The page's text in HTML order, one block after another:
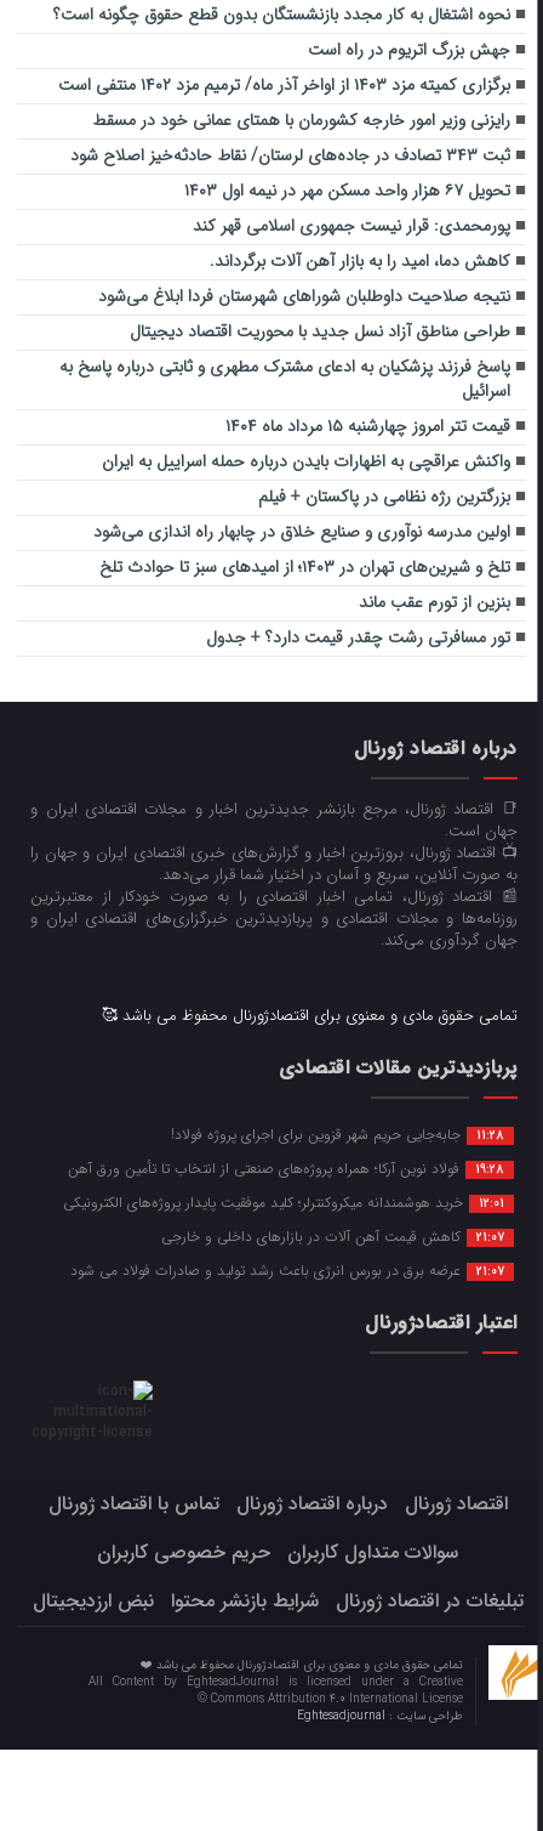
نحوه اشتغال به کار مجدد بازنشستگان بدون قطع حقوق چگونه است؟
جهش بزرگ اتریوم در راه است
برگزاری کمیته مزد ۱۴۰۳ از اواخر آذر ماه/ ترمیم مزد ۱۴۰۲ منتفی است
رایزنی وزیر امور خارجه کشورمان با همتای عمانی خود در مسقط
ثبت ۳۴۳ تصادف در جاده‌های لرستان/ نقاط حادثه‌خیز اصلاح شود
تحویل ۶۷ هزار واحد مسکن مهر در نیمه اول ۱۴۰۳
پورمحمدی: قرار نیست جمهوری اسلامی قهر کند
کاهش دما، امید را به بازار آهن آلات برگرداند.
نتیجه صلاحیت داوطلبان شوراهای شهرستان فردا ابلاغ می‌شود
طراحی مناطق آزاد نسل جدید با محوریت اقتصاد دیجیتال
پاسخ فرزند پزشکیان به ادعای مشترک مطهری و ثابتی درباره پاسخ به
اسرائیل
قیمت تتر امروز چهارشنبه ۱۵ مرداد ماه ۱۴۰۴
واکنش عراقچی به اظهارات بایدن درباره حمله اسراییل به ایران
بزرگترین رژه نظامی در پاکستان + فیلم
اولین مدرسه نوآوری و صنایع خلاق در چابهار راه اندازی می‌شود
تلخ و شیرین‌های تهران در ۱۴۰۳؛ از امیدهای سبز تا حوادث تلخ
بنزین از تورم عقب ماند
تور مسافرتی رشت چقدر قیمت دارد؟ + جدول
درباره اقتصاد ژورنال
📑 اقتصاد ژورنال، مرجع بازنشر جدیدترین اخبار و مجلات اقتصادی ایران و
جهان است.
📺 اقتصاد ژورنال، بروزترین اخبار و گزارش‌های خبری اقتصادی ایران و جهان را
به صورت آنلاین، سریع و آسان در اختیار شما قرار می‌‌دهد.
📰 اقتصاد ژورنال، تمامی اخبار اقتصادی را به صورت خودکار از معتبرترین
روزنامه‌ها و مجلات اقتصادی و پربازدیدترین خبرگزاری‌های اقتصادی ایران و
جهان گردآوری می‌کند.
تمامی حقوق مادی و معنوی برای اقتصادژورنال محفوظ می باشد 🥰
پربازدیدترین مقالات اقتصادی
11:28 جابه‌جایی حریم شهر قزوین برای اجرای پروژه فولاد!
19:28 فولاد نوین آرکا؛ همراه پروژه‌های صنعتی از انتخاب تا تأمین ورق آهن
12:01 خرید هوشمندانه میکروکنترلر؛ کلید موفقیت پایدار پروژه‌های الکترونیکی
21:07 کاهش قیمت آهن آلات در بازارهای داخلی و خارجی
21:07 عرضه برق در بورس انرژی باعث رشد تولید و صادرات فولاد می شود
اعتبار اقتصادژورنال
اقتصاد ژورنال درباره اقتصاد ژورنال
تماس با اقتصاد ژورنال
سوالات متداول کاربران
حریم خصوصی کاربران
تبلیغات در اقتصاد ژورنال
شرایط بازنشر محتوا نبض ارزدیجیتال
تمامی حقوق مادی و معنوی برای اقتصادژورنال محفوظ می باشد ❤️
All Content by EghtesadJournal is licensed under a Creative
Commons Attribution 4.0 International License ©️
طراحی سایت :